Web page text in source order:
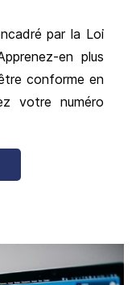
par la Loi
en plus
conforme en
votre numéro